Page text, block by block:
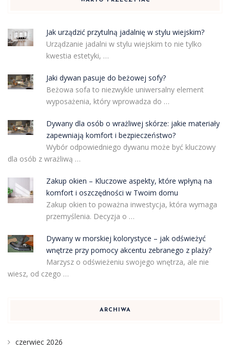
Jak urządzić przytulną jadalnię w stylu wiejskim?
Urządzanie jadalni w stylu wiejskim to nie tylko
kwestia estetyki, …
Jaki dywan pasuje do beżowej sofy?
Beżowa sofa to niezwykle uniwersalny element
wyposażenia, który wprowadza do …
Dywany dla osób o wrażliwej skórze: jakie materiały
zapewniają komfort i bezpieczeństwo?
Wybór odpowiedniego dywanu może być kluczowy
dla osób z wrażliwą …
Zakup okien – Kluczowe aspekty, które wpłyną na
komfort i oszczędności w Twoim domu
Zakup okien to poważna inwestycja, która wymaga
przemyślenia. Decyzja o …
Dywany w morskiej kolorystyce – jak odświeżyć
wnętrze przy pomocy akcentu zebranego z plaży?
Marzysz o odświeżeniu swojego wnętrza, ale nie
wiesz, od czego …
ARCHIWA
czerwiec 2026